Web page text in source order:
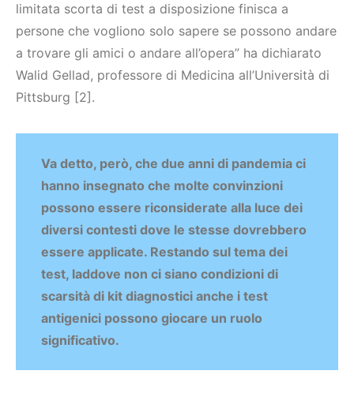
limitata scorta di test a disposizione finisca a
persone che vogliono solo sapere se possono andare
a trovare gli amici o andare all’opera” ha dichiarato
Walid Gellad, professore di Medicina all’Università di
Pittsburg [2].
Va detto, però, che due anni di pandemia ci
hanno insegnato che molte convinzioni
possono essere riconsiderate alla luce dei
diversi contesti dove le stesse dovrebbero
essere applicate. Restando sul tema dei
test, laddove non ci siano condizioni di
scarsità di kit diagnostici anche i test
antigenici possono giocare un ruolo
significativo.